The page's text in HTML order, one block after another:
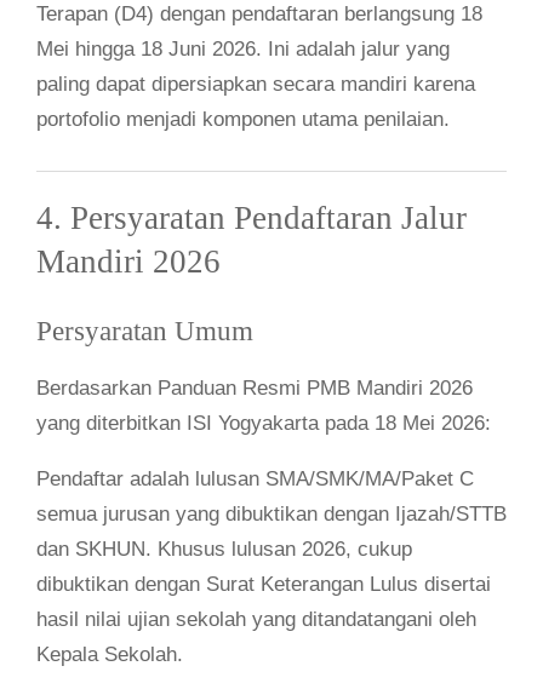
Terapan (D4) dengan pendaftaran berlangsung 18
Mei hingga 18 Juni 2026. Ini adalah jalur yang
paling dapat dipersiapkan secara mandiri karena
portofolio menjadi komponen utama penilaian.
4. Persyaratan Pendaftaran Jalur
Mandiri 2026
Persyaratan Umum
Berdasarkan Panduan Resmi PMB Mandiri 2026
yang diterbitkan ISI Yogyakarta pada 18 Mei 2026:
Pendaftar adalah lulusan SMA/SMK/MA/Paket C
semua jurusan yang dibuktikan dengan Ijazah/STTB
dan SKHUN. Khusus lulusan 2026, cukup
dibuktikan dengan Surat Keterangan Lulus disertai
hasil nilai ujian sekolah yang ditandatangani oleh
Kepala Sekolah.